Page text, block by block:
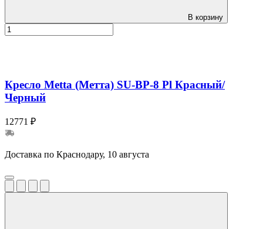
В корзину
Кресло Metta (Метта) SU-BP-8 Pl Красный/
Черный
12771 ₽
Доставка по Краснодару, 10 августа